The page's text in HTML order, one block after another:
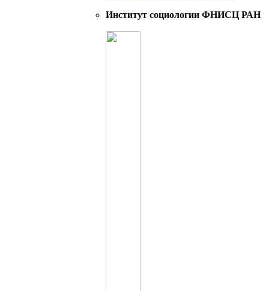
Институт социологии ФНИСЦ РАН